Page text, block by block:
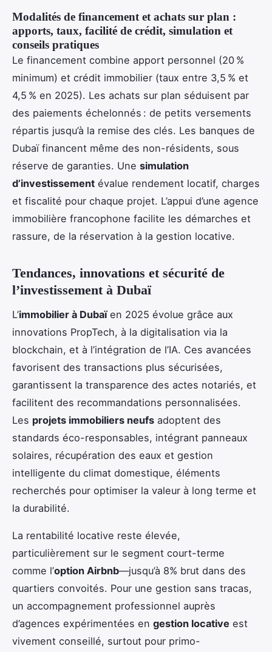
Modalités de financement et achats sur plan :
apports, taux, facilité de crédit, simulation et
conseils pratiques
Le financement combine apport personnel (20 %
minimum) et crédit immobilier (taux entre 3,5 % et
4,5 % en 2025). Les achats sur plan séduisent par
des paiements échelonnés : de petits versements
répartis jusqu’à la remise des clés. Les banques de
Dubaï financent même des non-résidents, sous
réserve de garanties. Une simulation
d’investissement évalue rendement locatif, charges
et fiscalité pour chaque projet. L’appui d’une agence
immobilière francophone facilite les démarches et
rassure, de la réservation à la gestion locative.
Tendances, innovations et sécurité de
l’investissement à Dubaï
L’immobilier à Dubaïen 2025 évolue grâce aux
innovations PropTech, à la digitalisation via la
blockchain, et à l’intégration de l’IA. Ces avancées
favorisent des transactions plus sécurisées,
garantissent la transparence des actes notariés, et
facilitent des recommandations personnalisées.
Les projets immobiliers neufs adoptent des
standards éco-responsables, intégrant panneaux
solaires, récupération des eaux et gestion
intelligente du climat domestique, éléments
recherchés pour optimiser la valeur à long terme et
la durabilité.
La rentabilité locative reste élevée,
particulièrement sur le segment court-terme
comme l’option Airbnb—jusqu’à 8% brut dans des
quartiers convoités. Pour une gestion sans tracas,
un accompagnement professionnel auprès
d’agences expérimentées en gestion locative est
vivement conseillé, surtout pour primo-